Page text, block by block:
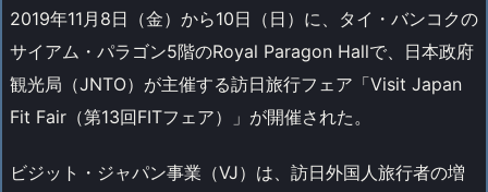
2019年11月8日（金）から10日（日）に、タイ・バンコクの
サイアム・パラゴン5階のRoyal Paragon Hallで、日本政府
観光局（JNTO）が主催する訪日旅行フェア「Visit Japan
Fit Fair（第13回FITフェア）」が開催された。
ビジット・ジャパン事業（VJ）は、訪日外国人旅行者の増